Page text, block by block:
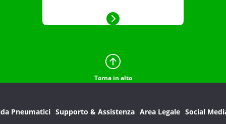
Torna in alto
Pneumatici Supporto & Assistenza Area Legale Social